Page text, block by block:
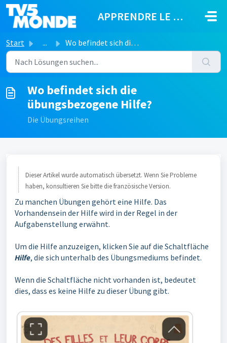
Zum hauptsächlichen Inhalt gehen
APPRENDRE LE FRANÇAIS
Start ... Wo befindet sich die übungsbezogene Hilfe?
Wo befindet sich die
übungsbezogene Hilfe?
Die Übungsreihen
Dieser Artikel wurde automatisch übersetzt. Wenn Sie Probleme
haben, konsultieren Sie bitte die französische Version.
Zu manchen Übungen gehört eine Hilfe. Das
Vorhandensein der Hilfe wird in der Regel in der
Aufgabenstellung erwähnt.
Um die Hilfe anzuzeigen, klicken Sie auf die Schaltfläche
Hilfe, die sich unterhalb des Übungsmediums befindet.
Wenn die Schaltfläche nicht vorhanden ist, bedeutet
dies, dass es keine Hilfe zu dieser Übung gibt.